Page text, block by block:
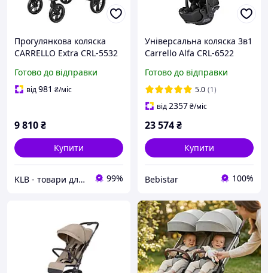
Прогулянкова коляска
CARRELLO Extra CRL-5532
компактна
Готово до відправки
від981 ₴/міс
9 810₴
Купити
KLB - товари для дому, дітей та тварин 99%
Універсальна коляска 3в1
Carrello Alfa CRL-6522
+ автокрісло CARRELLO
Vega CRL-14101 Absolute
Black
Готово до відправки
5.0 (1)
від2357₴/міс
23 574₴
Купити
Bebistar 100%